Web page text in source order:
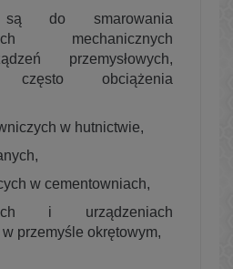
są do smarowania
mechanicznych
przemysłowych,
często obciążenia
w hutnictwie,
w cementowniach,
i urządzeniach
przemyśle okrętowym,